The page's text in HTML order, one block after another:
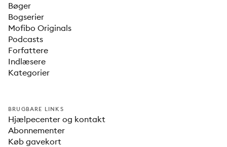
Bøger
Bogserier
Mofibo Originals
Podcasts
Forfattere
Indlæsere
Kategorier
BRUGBARE LINKS
Hjælpecenter og kontakt
Abonnementer
Køb gavekort